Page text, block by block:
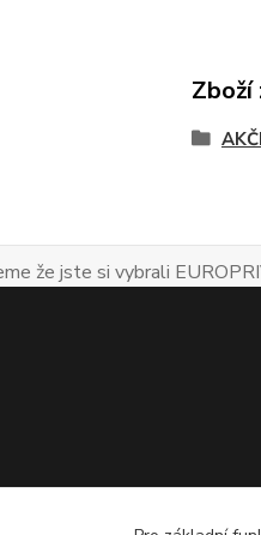
Zboží
že jste si vybrali